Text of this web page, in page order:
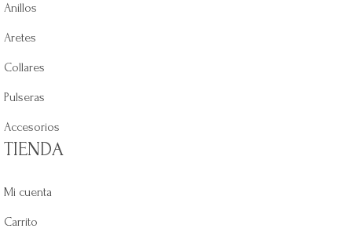
Anillos
Aretes
Collares
Pulseras
Accesorios
TIENDA
Mi cuenta
Carrito